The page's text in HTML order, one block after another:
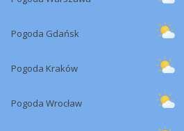
Pogoda Gdańsk
Pogoda Kraków
Pogoda Wrocław